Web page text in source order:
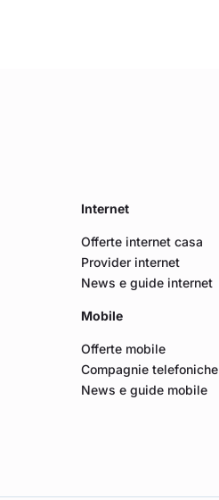
Internet
Offerte internet casa
Provider internet
News e guide internet
Mobile
Offerte mobile
Compagnie telefoniche
News e guide mobile